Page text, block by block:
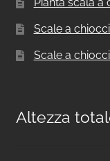
Pianta scala a
Scale a
Scale a
Altezza